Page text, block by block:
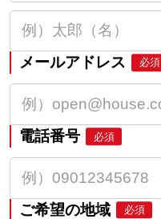
メールアドレス 必須
電話番号 必須
ご希望の地域 必須